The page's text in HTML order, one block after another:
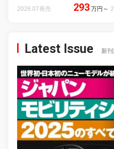
2026.07発売 293 万円 ～
Latest Issue 新